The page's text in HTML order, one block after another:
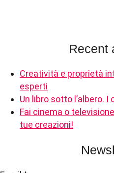
Recent
Creatività e proprietà
esperti
Un libro sotto l’albero.
Fai cinema o
tue creazioni!